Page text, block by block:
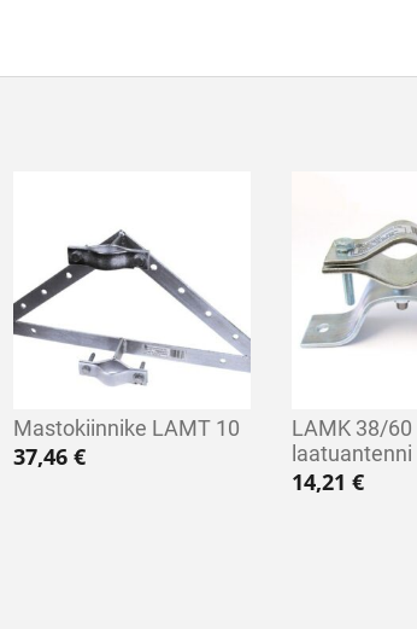
Mastokiinnike LAMT 10
37,46€
LAMK 38/60
laatuantenni
14,21€